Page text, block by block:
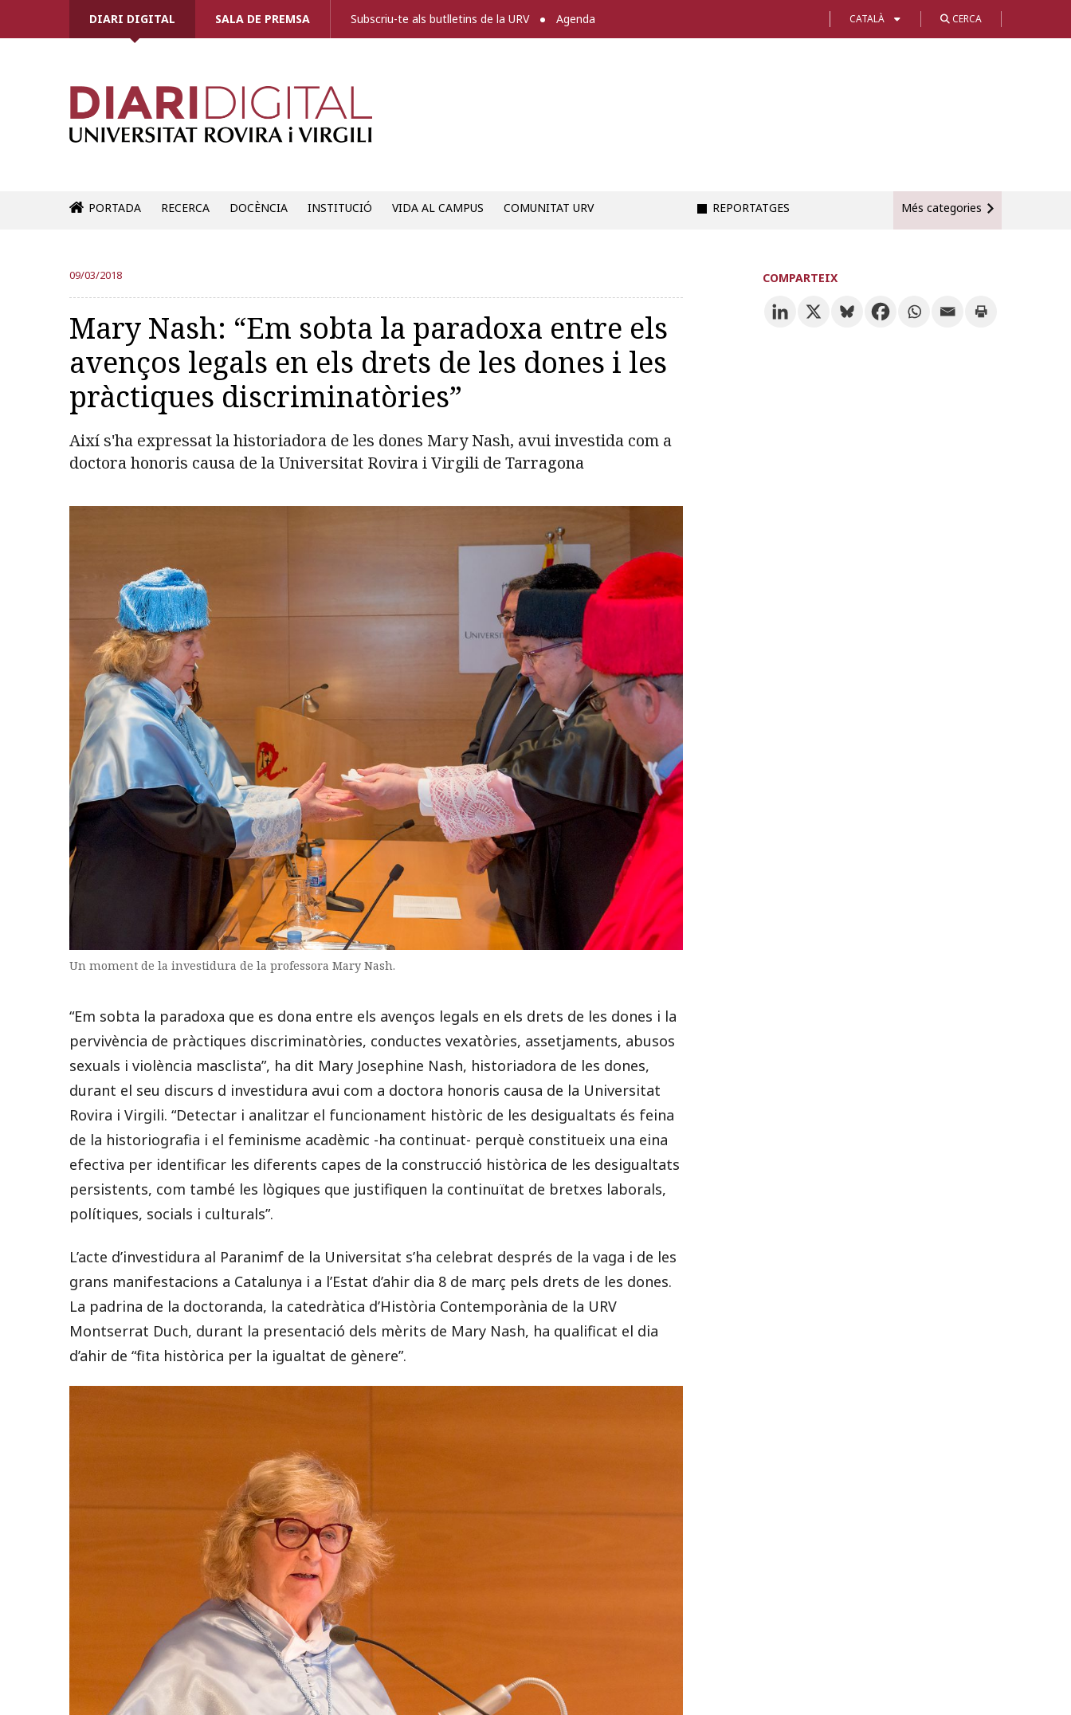
DIARI DIGITAL SALA DE PREMSA Subscriu-te als butlletins de la URV Agenda CATALÀ CERCA
PORTADA RECERCA DOCÈNCIA INSTITUCIÓ VIDA AL CAMPUS COMUNITAT URV REPORTATGES Més categories
09/03/2018
Mary Nash: “Em sobta la paradoxa entre els
avenços legals en els drets de les dones i les
pràctiques discriminatòries”
Així s'ha expressat la historiadora de les dones Mary Nash, avui investida com a
doctora honoris causa de la Universitat Rovira i Virgili de Tarragona
Un moment de la investidura de la professora Mary Nash.
“Em sobta la paradoxa que es dona entre els avenços legals en els drets de les dones i la
pervivència de pràctiques discriminatòries, conductes vexatòries, assetjaments, abusos
sexuals i violència masclista”, ha dit Mary Josephine Nash, historiadora de les dones,
durant el seu discurs d investidura avui com a doctora honoris causa de la Universitat
Rovira i Virgili. “Detectar i analitzar el funcionament històric de les desigualtats és feina
de la historiografia i el feminisme acadèmic -ha continuat- perquè constitueix una eina
efectiva per identificar les diferents capes de la construcció històrica de les desigualtats
persistents, com també les lògiques que justifiquen la continuïtat de bretxes laborals,
polítiques, socials i culturals”.
L’acte d’investidura al Paranimf de la Universitat s’ha celebrat després de la vaga i de les
grans manifestacions a Catalunya i a l’Estat d’ahir dia 8 de març pels drets de les dones.
La padrina de la doctoranda, la catedràtica d’Història Contemporània de la URV
Montserrat Duch, durant la presentació dels mèrits de Mary Nash, ha qualificat el dia
d’ahir de “fita històrica per la igualtat de gènere”.
COMPARTEIX